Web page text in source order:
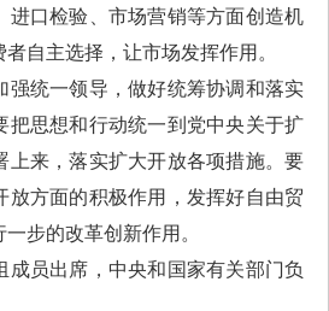
进口检验、市场营销等方面创造机
自主选择，让市场发挥作用。
统一领导，做好统筹协调和落实
把思想和行动统一到党中央关于扩
上来，落实扩大开放各项措施。要
放方面的积极作用，发挥好自由贸
步的改革创新作用。
员出席，中央和国家有关部门负